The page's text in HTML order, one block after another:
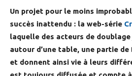
Un projet pour le moins
succès inattendu : la web-série
laquelle des acteurs de
autour d’une table, une partie
et donnent ainsi vie à leurs